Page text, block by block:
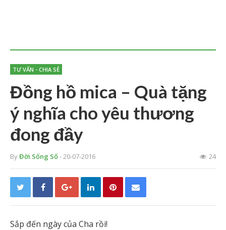
TƯ VẤN - CHIA SẺ
Đồng hồ mica – Quà tặng
ý nghĩa cho yêu thương
đong đầy
ByĐời Sống Số- 20-07-2016 24
Sắp đến ngày của Cha rồi!